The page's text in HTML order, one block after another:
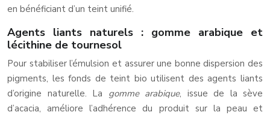
en bénéficiant d’un teint unifié.
Agents liants naturels : gomme arabique et
lécithine de tournesol
Pour stabiliser l’émulsion et assurer une bonne dispersion des
pigments, les fonds de teint bio utilisent des agents liants
d’origine naturelle. La gomme arabique, issue de la sève
d’acacia, améliore l’adhérence du produit sur la peau et